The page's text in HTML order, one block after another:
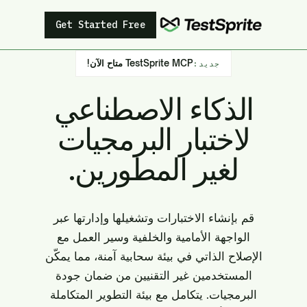
Get Started Free
جديد: TestSprite MCP متاح الآن!
الذكاء الاصطناعي
لاختبار البرمجيات
لغير المطورين.
قم بإنشاء الاختبارات وتشغيلها وإدارتها عبر
الواجهة الأمامية والخلفية وسير العمل مع
الإصلاح الذاتي في بيئة سحابية آمنة، مما يمكّن
المستخدمين غير التقنيين من ضمان جودة
البرمجيات. يتكامل مع بيئة التطوير المتكاملة